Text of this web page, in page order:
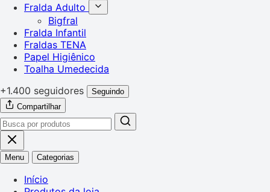
Fralda Adulto
Bigfral
Fralda Infantil
Fraldas TENA
Papel Higiênico
Toalha Umedecida
+1.400 seguidores
Seguindo
Compartilhar
Menu Categorias
Início